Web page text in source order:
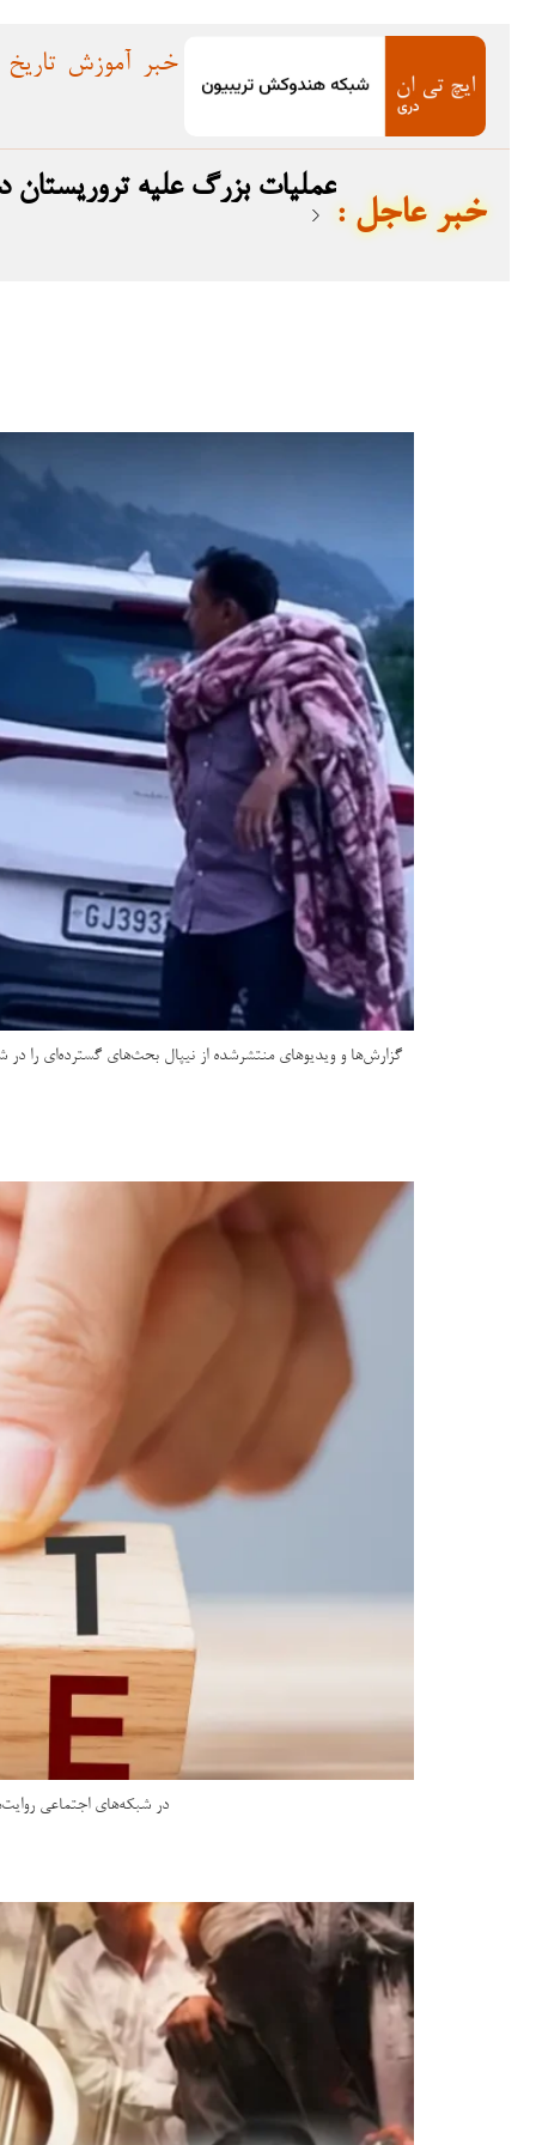
تاریخ آموزش خبر
عملیات بزرگ علیه تروریستان در بلوچستان؛
: خبر عاجل
گزارش‌ها و ویدیوهای منتشرشده از نیپال بحث‌های گسترده‌ای را
در شبکه‌های اجتماعی